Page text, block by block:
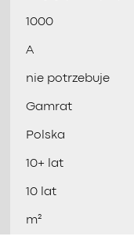
1000
A
nie potrzebuje
Gamrat
Polska
10+ lat
10 lat
m²